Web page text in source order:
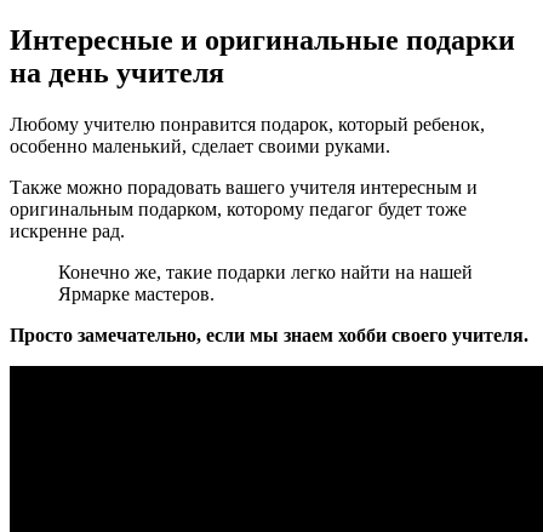
Интересные и оригинальные подарки
на день учителя
Любому учителю понравится подарок, который ребенок,
особенно маленький, сделает своими руками.
Также можно порадовать вашего учителя интересным и
оригинальным подарком, которому педагог будет тоже
искренне рад.
Конечно же, такие подарки легко найти на нашей
Ярмарке мастеров.
Просто замечательно, если мы знаем хобби своего учителя.